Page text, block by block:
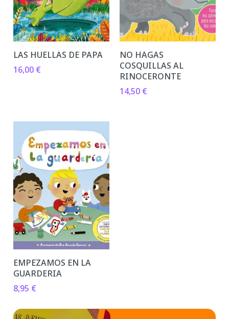
LAS HUELLAS DE PAPA
16,00 €
NO HAGAS
COSQUILLAS AL
RINOCERONTE
14,50 €
EMPEZAMOS EN LA
GUARDERIA
8,95 €